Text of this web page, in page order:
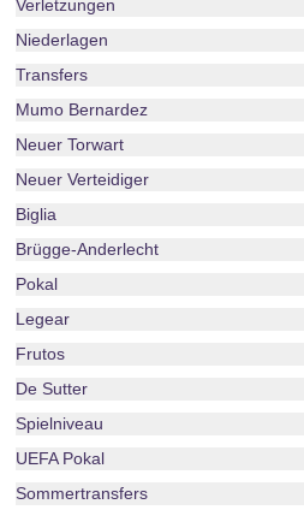
Verletzungen
Niederlagen
Transfers
Mumo Bernardez
Neuer Torwart
Neuer Verteidiger
Biglia
Brügge-Anderlecht
Pokal
Legear
Frutos
De Sutter
Spielniveau
UEFA Pokal
Sommertransfers